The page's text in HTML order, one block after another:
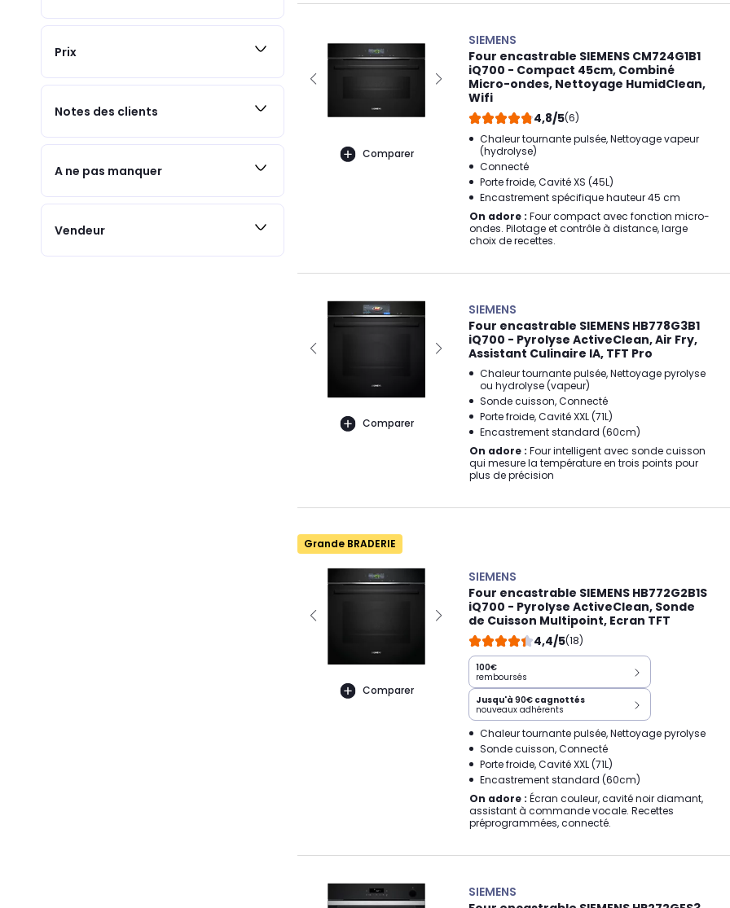
Prix
Notes des clients
A ne pas manquer
Vendeur
Comparer
SIEMENS
Four encastrable SIEMENS CM724G1B1
iQ700 - Compact 45cm, Combiné
Micro-ondes, Nettoyage HumidClean,
Wifi
4,8/5(6)
Chaleur tournante pulsée, Nettoyage vapeur
(hydrolyse)
Connecté
Porte froide, Cavité XS (45L)
Encastrement spécifique hauteur 45 cm
On adore : Four compact avec fonction micro-
ondes. Pilotage et contrôle à distance, large
choix de recettes.
Comparer
SIEMENS
Four encastrable SIEMENS HB778G3B1
iQ700 - Pyrolyse ActiveClean, Air Fry,
Assistant Culinaire IA, TFT Pro
Chaleur tournante pulsée, Nettoyage pyrolyse
ou hydrolyse (vapeur)
Sonde cuisson, Connecté
Porte froide, Cavité XXL (71L)
Encastrement standard (60cm)
On adore : Four intelligent avec sonde cuisson
qui mesure la température en trois points pour
plus de précision
Grande BRADERIE
Comparer
SIEMENS
Four encastrable SIEMENS HB772G2B1S
iQ700 - Pyrolyse ActiveClean, Sonde
de Cuisson Multipoint, Ecran TFT
4,4/5(18)
100€
remboursés
Jusqu'à 90€ cagnottés
nouveaux adhérents
Chaleur tournante pulsée, Nettoyage pyrolyse
Sonde cuisson, Connecté
Porte froide, Cavité XXL (71L)
Encastrement standard (60cm)
On adore : Écran couleur, cavité noir diamant,
assistant à commande vocale. Recettes
préprogrammées, connecté.
SIEMENS